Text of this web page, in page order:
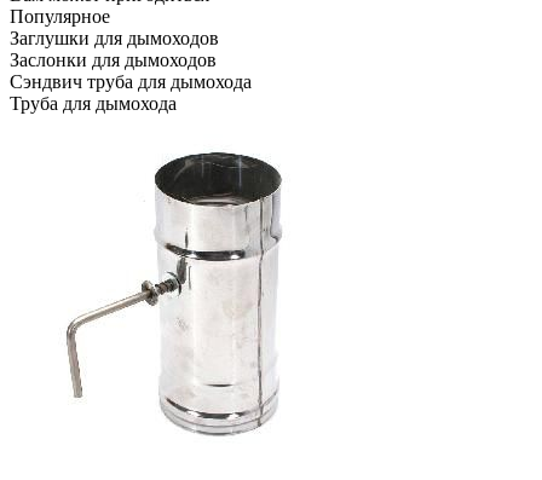
Популярное
Заглушки для дымоходов
Заслонки для дымоходов
Сэндвич труба для дымохода
Труба для дымохода